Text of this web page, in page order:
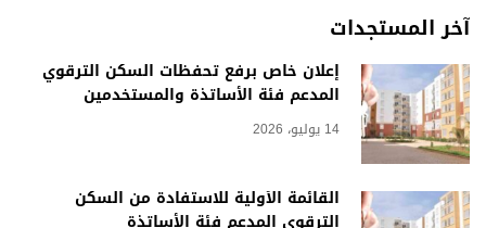
آخر المستجدات
إعلان خاص برفع تحفظات السكن الترقوي
المدعم فئة الأساتذة والمستخدمين
14 يوليو، 2026
القائمة الأولية للاستفادة من السكن
الترقوي المدعم فئة الأساتذة